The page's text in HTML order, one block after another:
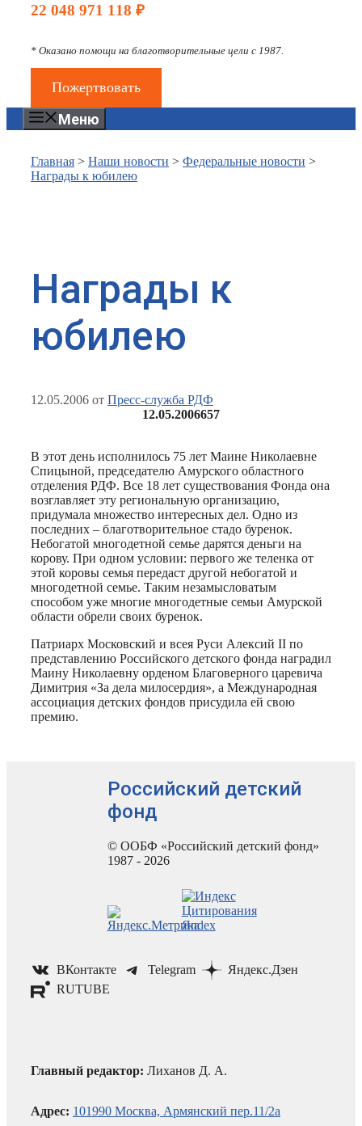
22 048 971 118 ₽
* Оказано помощи на благотворительные цели с 1987.
Пожертвовать
Меню
Главная > Наши новости > Федеральные новости >
Награды к юбилею
Награды к
юбилею
12.05.2006 от Пресс-служба РДФ
12.05.2006657
В этот день исполнилось 75 лет Маине Николаевне
Спицыной, председателю Амурского областного
отделения РДФ. Все 18 лет существования Фонда она
возглавляет эту региональную организацию,
придумала множество интересных дел. Одно из
последних – благотворительное стадо буренок.
Небогатой многодетной семье дарятся деньги на
корову. При одном условии: первого же теленка от
этой коровы семья передаст другой небогатой и
многодетной семье. Таким незамысловатым
способом уже многие многодетные семьи Амурской
области обрели своих буренок.
Патриарх Московский и всея Руси Алексий II по
представлению Российского детского фонда наградил
Маину Николаевну орденом Благоверного царевича
Димитрия «За дела милосердия», а Международная
ассоциация детских фондов присудила ей свою
премию.
Российский детский
фонд
© ООБФ «Российский детский фонд»
1987 - 2026
ВКонтакте Telegram
Яндекс.Дзен
RUTUBE
Главный редактор: Лиханов Д. А.
Адрес: 101990 Москва, Армянский пер.11/2а